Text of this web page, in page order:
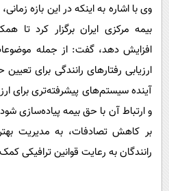
وی با اشاره به اینکه در این بازه
بیمه مرکزی ایران برگزار کرد تا
افزایش دهد، گفت: از جمله
ارزیابی رفتارهای رانندگی برای
آینده سیستم‌های پیشرفته‌تری برای
و ارتباط آن با حق بیمه پیاده‌سازی
بر کاهش تصادفات، به مدیریت
رانندگان به رعایت قوانین ترافیکی